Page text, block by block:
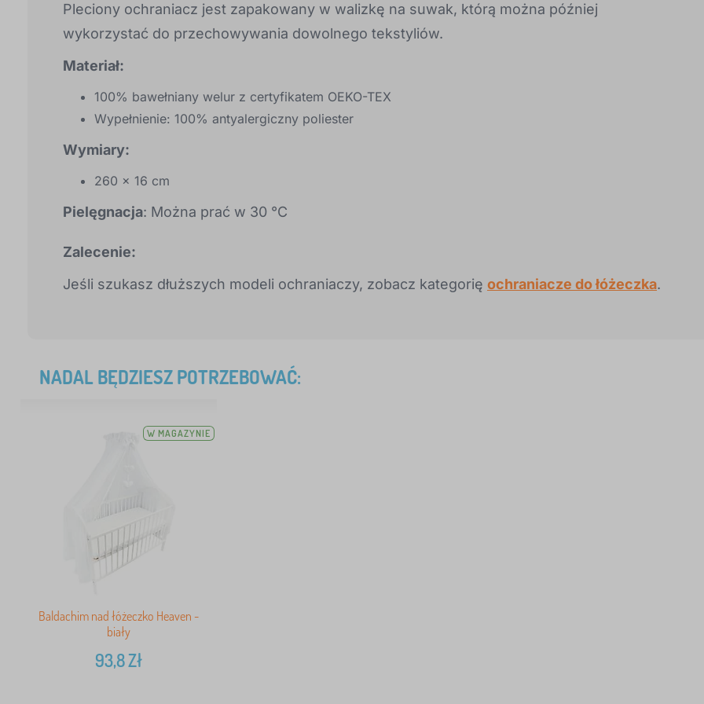
Pleciony ochraniacz jest zapakowany w walizkę na suwak, którą można później
wykorzystać do przechowywania dowolnego tekstyliów.
Materiał:
100% bawełniany welur z certyfikatem OEKO-TEX
Wypełnienie: 100% antyalergiczny poliester
Wymiary:
260 x 16 cm
Pielęgnacja: Można prać w 30 °C
Zalecenie:
Jeśli szukasz dłuższych modeli ochraniaczy, zobacz kategorię ochraniacze do łóżeczka.
NADAL BĘDZIESZ POTRZEBOWAĆ:
W MAGAZYNIE
Baldachim nad łóżeczko Heaven -
biały
93,8Zł